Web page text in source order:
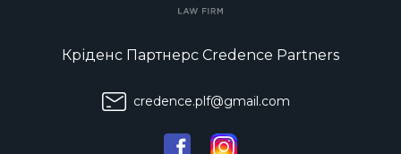
Кріденс Партнерс Credence Partners
credence.plf@gmail.com